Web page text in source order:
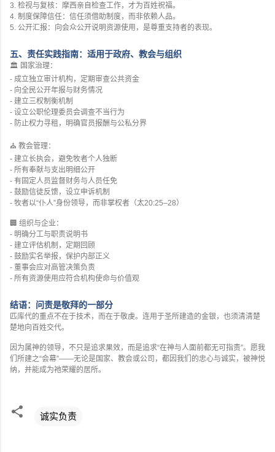
3. 检视与复核：摩西亲自检查工作，才为百姓祝福。
4. 制度保障信任：信任须借助制度，而非依赖人品。
5. 公开汇报：向会众公开说明资源使用，是尊重支持者的表现。
五、责任实践指南：适用于政府、教会与组织
🏛️ 国家治理：
- 成立独立审计机构，定期审查公共资金
- 向全民公开年报与财务情况
- 建立三权制衡机制
- 设立公职伦理委员会调查不当行为
- 防止权力寻租，明确官员报酬与公私分界
⛪ 教会管理：
- 建立长执会，避免牧者个人独断
- 所有奉献与支出明细公开
- 有固定人员监督财务与人员任免
- 鼓励信徒反馈，设立申诉机制
- 牧者以“仆人”身份领导，而非掌权者（太20:25–28）
🏢 组织与企业：
- 明确分工与职责说明书
- 建立评估机制，定期回顾
- 鼓励实名举报，保护内部正义
- 董事会应对高管决策负责
- 所有资源使用应符合机构使命与价值观
结语：问责是敬拜的一部分
匹库代的重点不在于技术，而在于敬虔。连用于圣所建造的金银，也须清清楚
楚地向百姓交代。
因为属神的领导，不只是追求果效，而是追求“在神与人面前都无可指责”。愿我
们所建之“会幕”——无论是国家、教会或公司，都因我们的忠心与诚实，被神悦
纳，并能成为祂荣耀的居所。
诚实负责